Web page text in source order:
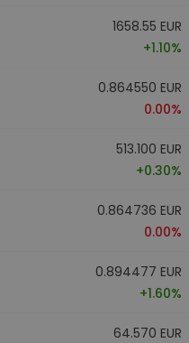
1658.55 EUR
+1.10%
0.864550 EUR
0.00%
513.100 EUR
+0.30%
0.864736 EUR
0.00%
0.894477 EUR
+1.60%
64.570 EUR